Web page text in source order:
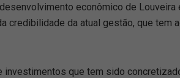
econômico de Louveira
credibilidade da atual gestão, que tem
investimentos que tem sido